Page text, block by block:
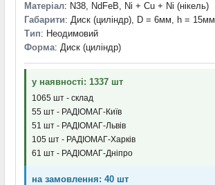
Матеріал: N38, NdFeB, Ni + Cu + Ni (нікель)
Габарити: Диск (циліндр), D = 6мм, h = 15мм
Тип: Неодимовий
Форма: Диск (циліндр)
у наявності: 1337 шт
1065 шт - склад
55 шт - РАДІОМАГ-Київ
51 шт - РАДІОМАГ-Львів
105 шт - РАДІОМАГ-Харків
61 шт - РАДІОМАГ-Дніпро
на замовлення: 40 шт